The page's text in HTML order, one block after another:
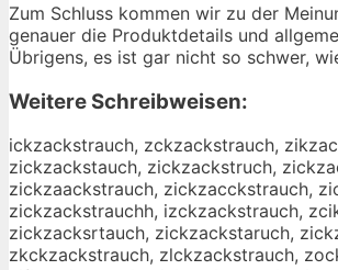
Zum Schluss kommen wir zu der
genauer die Produktdetails und
Übrigens, es ist gar nicht so schwer,
Weitere Schreibweisen:
ickzackstrauch, zckzackstrauch,
zickzackstauch, zickzackstruch,
zickzaackstrauch, zickzacckstrauch,
zickzackstrauchh, izckzackstrauch,
zickzacksrtauch, zickzackstaruch,
zkckzackstrauch, zlckzackstrauch,